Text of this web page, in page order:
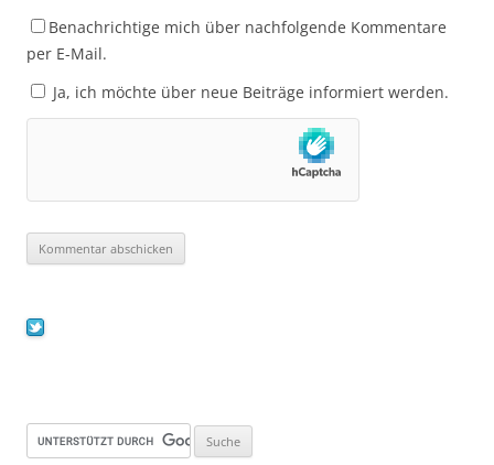
Benachrichtige mich über nachfolgende Kommentare
per E-Mail.
Ja, ich möchte über neue Beiträge informiert werden.